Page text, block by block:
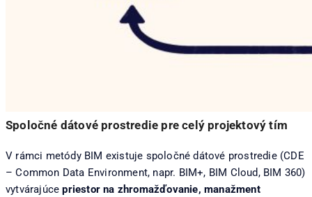
Spoločné dátové prostredie pre celý projektový tím
V rámci metódy BIM existuje spoločné dátové prostredie (CDE
– Common Data Environment, napr. BIM+, BIM Cloud, BIM 360)
vytvárajúcepriestor na zhromažďovanie, manažment